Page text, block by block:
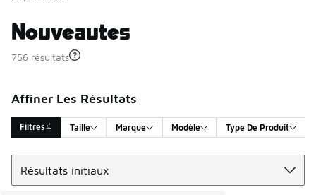
Nouveautes
756 résultats
Affiner Les Résultats
Filtres Taille Marque Modèle Type De Produit
Search Results